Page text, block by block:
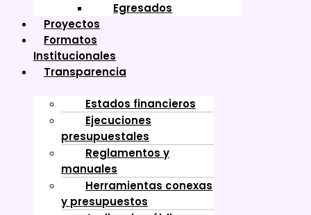
Egresados
Proyectos
Formatos
Institucionales
Transparencia
Estados financieros
Ejecuciones
presupuestales
Reglamentos y
manuales
Herramientas conexas
y presupuestos